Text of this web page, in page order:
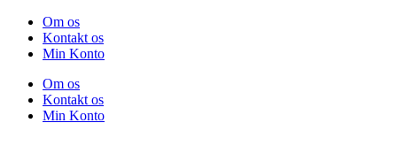
Om os
Kontakt os
Min Konto
Om os
Kontakt os
Min Konto